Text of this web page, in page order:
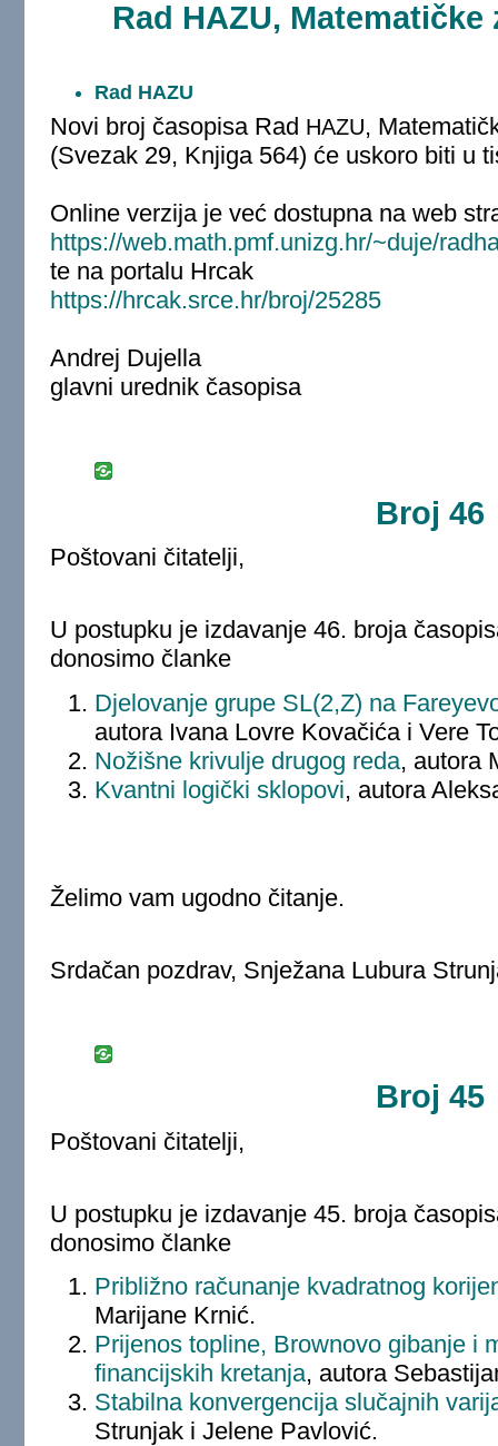
Rad HAZU,
Rad HAZU
Novi broj časopisa Rad HAZU,
(Svezak 29, Knjiga 564) će uskoro biti u
Online verzija je već dostupna na web
https://web.math.pmf.unizg.hr/~duje/
te na portalu Hrcak
https://hrcak.srce.hr/broj/25285
Andrej Dujella
glavni urednik časopisa
Broj 46
Poštovani čitatelji,
U postupku je izdavanje 46. broja
donosimo članke
Djelovanje grupe SL(2,Z) na
autora Ivana Lovre Kovačića i Vere
Nožišne krivulje drugog reda, autora
Kvantni logički sklopovi, autora
Želimo vam ugodno čitanje.
Srdačan pozdrav, Snježana Lubura
Broj 45
Poštovani čitatelji,
U postupku je izdavanje 45. broja
donosimo članke
Približno računanje kvadratnog
Marijane Krnić.
Prijenos topline, Brownovo gibanje i
financijskih kretanja, autora
Stabilna konvergencija slučajnih
Strunjak i Jelene Pavlović.